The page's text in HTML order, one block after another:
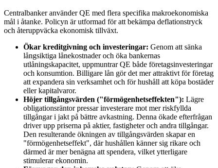
Centralbanker använder QE med flera specifika makroekonomiska
mål i åtanke. Policyn är utformad för att bekämpa deflationstryck
och återuppväcka ekonomisk tillväxt.
Ökar kreditgivning och investeringar: Genom att sänka
långsiktiga lånekostnader och öka bankernas
utlåningskapacitet, uppmuntrar QE både företagsinvesteringar
och konsumtion. Billigare lån gör det mer attraktivt för företag
att expandera sin verksamhet och för hushåll att köpa bostäder
eller kapitalvaror.
Höjer tillgångsvärden ("förmögenhetseffekten"): Lägre
obligationsräntor pressar investerare mot mer riskfyllda
tillgångar i jakt på bättre avkastning. Denna ökade efterfrågan
driver upp priserna på aktier, fastigheter och andra tillgångar.
Den resulterande ökningen av tillgångsvärden skapar en
"förmögenhetseffekt", där hushållen känner sig rikare och
därmed är mer benägna att spendera, vilket ytterligare
stimulerar ekonomin.